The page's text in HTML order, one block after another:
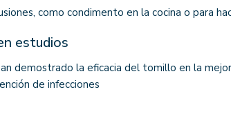
como condimento en la cocina o para
estudios
demostrado la eficacia del tomillo en la
de infecciones